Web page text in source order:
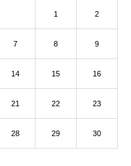
1 2
7 8 9
14 15 16
21 22 23
28 29 30